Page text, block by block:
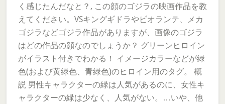
く感じたんだなと？, この顔のゴジラの映画作品を教
えてください。VSキングギドラやビオランテ、メカ
ゴジラなどゴジラ作品がありますが、画像のゴジラ
はどの作品の顔なのでしょうか？ グリーンヒロイン
がイラスト付きでわかる！ イメージカラーなどが緑
色(および黄緑色、青緑色)のヒロイン用のタグ。 概
説 男性キャラクターの緑は人気があるのに、女性キ
ャラクターの緑は少なく、人気がない。…いや、他